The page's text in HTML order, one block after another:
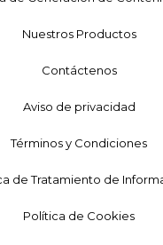
Nuestros Productos
Contáctenos
Aviso de privacidad
Términos y Condiciones
de Tratamiento de
Política de Cookies